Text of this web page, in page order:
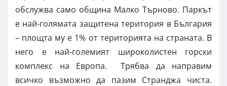
обслужва само община Малко Търново. Паркът
е най-голямата защитена територия в България
– площта му е 1% от територията на страната. В
него е най-големият широколистен горски
комплекс на Европа. Трябва да направим
всичко възможно да пазим Странджа чиста.